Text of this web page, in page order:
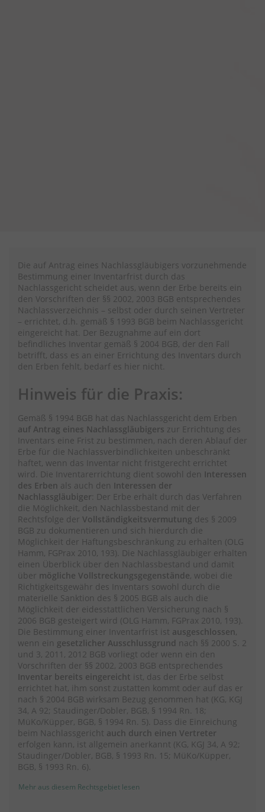
Die auf Antrag eines Nachlassgläubigers vorzunehmende
Bestimmung einer Inventarfrist durch das
Nachlassgericht scheidet aus, wenn der Erbe bereits ein
den Vorschriften der §§ 2002, 2003 BGB entsprechendes
Nachlassverzeichnis – selbst oder durch seinen Vertreter
– errichtet, d.h. gemäß § 1993 BGB beim Nachlassgericht
eingereicht hat. Der Bezugnahme auf ein dort
befindliches Inventar gemäß § 2004 BGB, der den Fall
betrifft, dass es an einer Errichtung des Inventars durch
den Erben fehlt, bedarf es hier nicht.
Hinweis für die Praxis:
Gemäß § 1994 BGB hat das Nachlassgericht dem Erben
auf Antrag eines Nachlassgläubigers zur Errichtung des
Inventars eine Frist zu bestimmen, nach deren Ablauf der
Erbe für die Nachlassverbindlichkeiten unbeschränkt
haftet, wenn das Inventar nicht fristgerecht errichtet
wird. Die Inventarerrichtung dient sowohl den Interessen
des Erben als auch den Interessen der
Nachlassgläubiger : Der Erbe erhält durch das Verfahren
die Möglichkeit, den Nachlassbestand mit der
Rechtsfolge der Vollständigkeitsvermutung des § 2009
BGB zu dokumentieren und sich hierdurch die
Möglichkeit der Haftungsbeschränkung zu erhalten (OLG
Hamm, FGPrax 2010, 193). Die Nachlassgläubiger erhalten
einen Überblick über den Nachlassbestand und damit
über mögliche Vollstreckungsgegenstände, wobei die
Richtigkeitsgewähr des Inventars sowohl durch die
materielle Sanktion des § 2005 BGB als auch die
Möglichkeit der eidesstattlichen Versicherung nach §
2006 BGB gesteigert wird (OLG Hamm, FGPrax 2010, 193).
Die Bestimmung einer Inventarfrist ist ausgeschlossen,
wenn ein gesetzlicher Ausschlussgrund nach §§ 2000 S. 2
und 3, 2011, 2012 BGB vorliegt oder wenn ein den
Vorschriften der §§ 2002, 2003 BGB entsprechendes
Inventar bereits eingereicht ist, das der Erbe selbst
errichtet hat, ihm sonst zustatten kommt oder auf das er
nach § 2004 BGB wirksam Bezug genommen hat (KG, KGJ
34, A 92; Staudinger/Dobler, BGB, § 1994 Rn. 18;
MüKo/Küpper, BGB, § 1994 Rn. 5). Dass die Einreichung
beim Nachlassgericht auch durch einen Vertreter
erfolgen kann, ist allgemein anerkannt (KG, KGJ 34, A 92;
Staudinger/Dobler, BGB, § 1993 Rn. 15; MüKo/Küpper,
BGB, § 1993 Rn. 6).
Mehr aus diesem Rechtsgebiet lesen